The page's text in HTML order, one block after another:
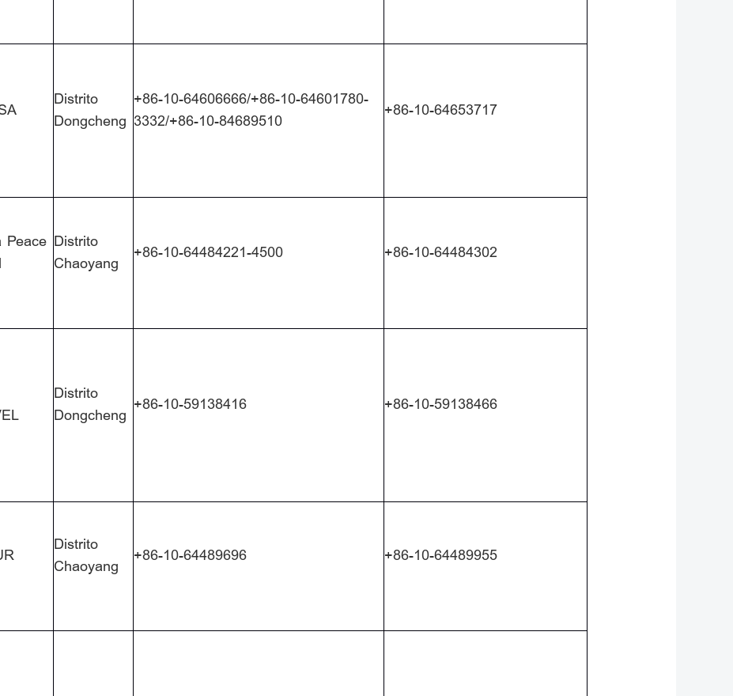
Distrito
Dongcheng
+86-10-64606666/+86-10-64601780-
3332/+86-10-84689510
+86-10-64653717
Peace Distrito
Chaoyang
+86-10-64484221-4500 +86-10-64484302
Distrito
Dongcheng
+86-10-59138416 +86-10-59138466
Distrito
Chaoyang
+86-10-64489696 +86-10-64489955